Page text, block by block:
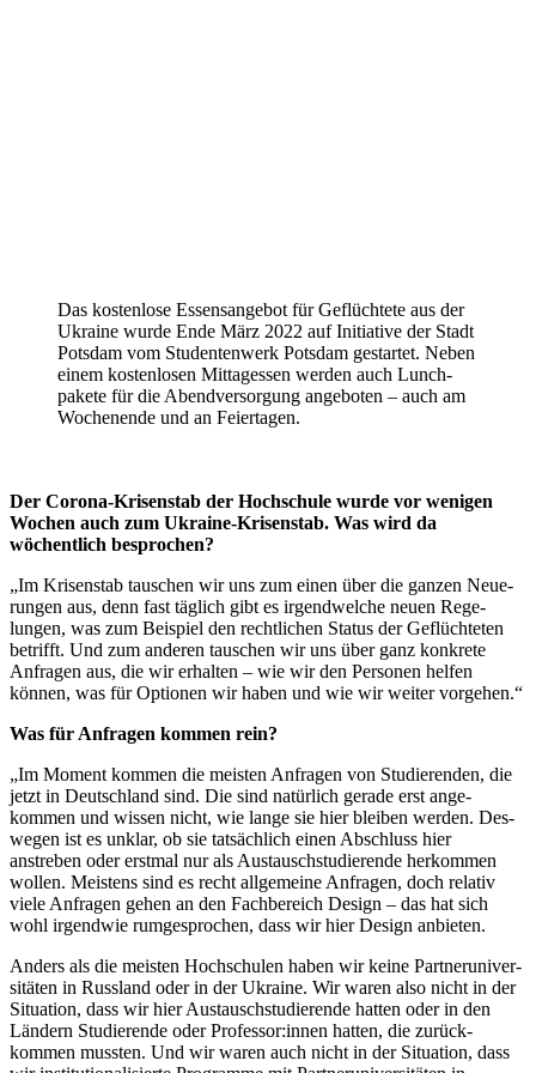
Das kos­tenlose Essens­an­gebot für Geflüchtete aus der
Ukraine wurde Ende März 2022 auf Initiative der Stadt
Potsdam vom Stu­den­tenwerk Potsdam gestartet. Neben
einem kos­ten­losen Mit­tag­essen werden auch Lunch­
pakete für die Abend­ver­sorgung ange­boten – auch am
Wochenende und an Feiertagen.
Der Corona-Kri­senstab der Hoch­schule wurde vor wenigen
Wochen auch zum Ukraine-Kri­senstab. Was wird da
wöchentlich besprochen?
„Im Kri­senstab tau­schen wir uns zum einen über die ganzen Neue­
rungen aus, denn fast täglich gibt es irgend­welche neuen Rege­
lungen, was zum Bei­spiel den recht­lichen Status der Geflüch­teten
betrifft. Und zum anderen tau­schen wir uns über ganz kon­krete
Anfragen aus, die wir erhalten – wie wir den Per­sonen helfen
können, was für Optionen wir haben und wie wir weiter vorgehen.“
Was für Anfragen kommen rein?
„Im Moment kommen die meisten Anfragen von Stu­die­renden, die
jetzt in Deutschland sind. Die sind natürlich gerade erst ange­
kommen und wissen nicht, wie lange sie hier bleiben werden. Des­
wegen ist es unklar, ob sie tat­sächlich einen Abschluss hier
anstreben oder erstmal nur als Aus­tausch­stu­die­rende her­kommen
wollen. Meistens sind es recht all­ge­meine Anfragen, doch relativ
viele Anfragen gehen an den Fach­be­reich Design – das hat sich
wohl irgendwie rum­ge­sprochen, dass wir hier Design anbieten.
Anders als die meisten Hoch­schulen haben wir keine Part­ner­uni­ver­
si­täten in Russland oder in der Ukraine. Wir waren also nicht in der
Situation, dass wir hier Aus­tausch­stu­die­rende hatten oder in den
Ländern Stu­die­rende oder Professor:innen hatten, die zurück­
kommen mussten. Und wir waren auch nicht in der Situation, dass